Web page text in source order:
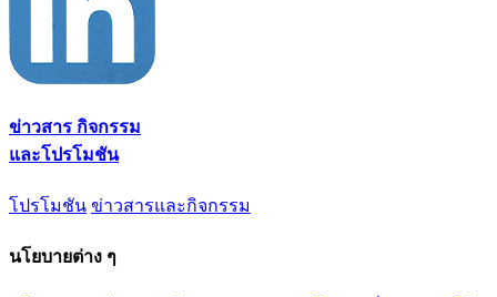
ข่าวสาร กิจกรรม
และโปรโมชัน
โปรโมชัน ข่าวสารและกิจกรรม
นโยบายต่าง ๆ